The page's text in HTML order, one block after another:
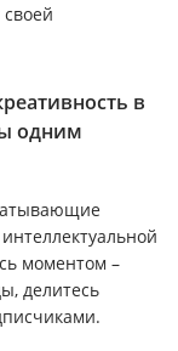
в
одним
моментом –
делитесь